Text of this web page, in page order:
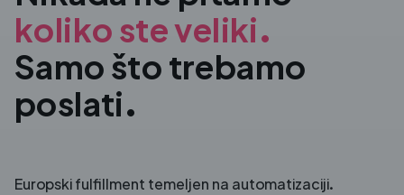
koliko ste veliki.
Samo što trebamo
poslati.
Europski fulfillment temeljen na automatizaciji.